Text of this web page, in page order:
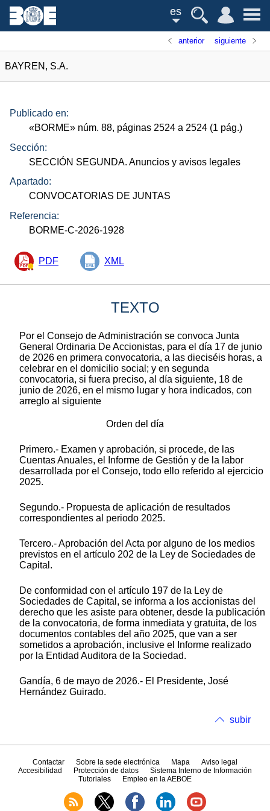
es
anterior siguiente
BAYREN, S.A.
Publicado en:
«BORME» núm. 88, páginas 2524 a 2524 (1 pág.)
Sección:
SECCIÓN SEGUNDA. Anuncios y avisos legales
Apartado:
CONVOCATORIAS DE JUNTAS
Referencia:
BORME-C-2026-1928
PDF XML
TEXTO
Por el Consejo de Administración se convoca Junta
General Ordinaria De Accionistas, para el día 17 de junio
de 2026 en primera convocatoria, a las dieciséis horas, a
celebrar en el domicilio social; y en segunda
convocatoria, si fuera preciso, al día siguiente, 18 de
junio de 2026, en el mismo lugar y hora indicados, con
arreglo al siguiente
Orden del día
Primero.- Examen y aprobación, si procede, de las
Cuentas Anuales, el Informe de Gestión y de la labor
desarrollada por el Consejo, todo ello referido al ejercicio
2025.
Segundo.- Propuesta de aplicación de resultados
correspondientes al periodo 2025.
Tercero.- Aprobación del Acta por alguno de los medios
previstos en el artículo 202 de la Ley de Sociedades de
Capital.
De conformidad con el artículo 197 de la Ley de
Sociedades de Capital, se informa a los accionistas del
derecho que les asiste para obtener, desde la publicación
de la convocatoria, de forma inmediata y gratuita, de los
documentos contables del año 2025, que van a ser
sometidos a aprobación, inclusive el Informe realizado
por la Entidad Auditora de la Sociedad.
Gandía, 6 de mayo de 2026.- El Presidente, José
Hernández Guirado.
subir
Contactar Sobre la sede electrónica Mapa
Aviso legal
Accesibilidad
Protección de datos
Sistema Interno de Información
Tutoriales
Empleo en la AEBOE